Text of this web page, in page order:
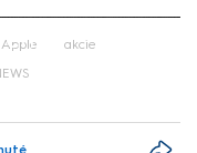
Apple akcie